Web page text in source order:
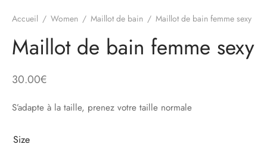
Accueil / Women / Maillot de bain / Maillot de bain femme sexy
Maillot de bain femme sexy
30.00€
S’adapte à la taille, prenez votre taille normale
Size